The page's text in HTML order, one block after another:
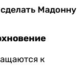
Мадонну
к